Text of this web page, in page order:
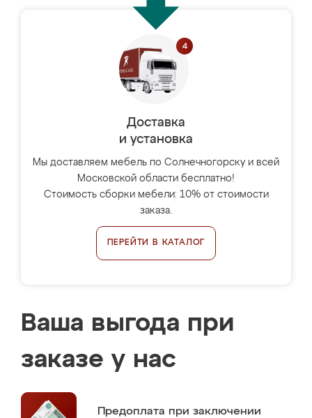
Доставка
и установка
Мы доставляем мебель по Солнечногорску и всей
Московской области бесплатно!
Стоимость сборки мебели: 10% от стоимости
заказа.
ПЕРЕЙТИ В КАТАЛОГ
Ваша выгода при
заказе у нас
Предоплата при заключении